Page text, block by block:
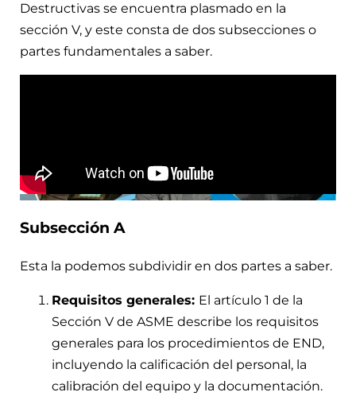
Destructivas se encuentra plasmado en la
sección V, y este consta de dos subsecciones o
partes fundamentales a saber.
Subsección A
Esta la podemos subdividir en dos partes a saber.
Requisitos generales: El artículo 1 de la
Sección V de ASME describe los requisitos
generales para los procedimientos de END,
incluyendo la calificación del personal, la
calibración del equipo y la documentación.